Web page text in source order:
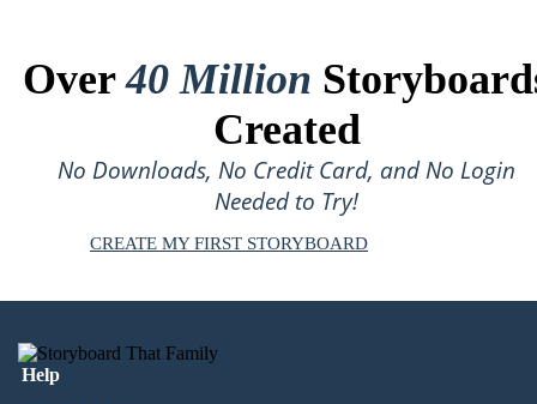
Over40 Million
Created
No Downloads, No Credit Card, and No Login
Needed to Try!
CREATE MY FIRST STORYBOARD
Help